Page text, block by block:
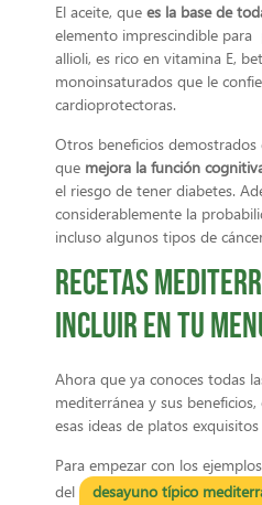
El aceite, que es la base de
elemento imprescindible
allioli, es rico en vitamina E,
monoinsaturados que le
cardioprotectoras.
Otros beneficios
que mejora la función
el riesgo de tener diabetes.
considerablemente la
incluso algunos tipos de
Recetas
incluir en tu
Ahora que ya conoces todas
mediterránea y sus
esas ideas de platos
Para empezar con los
del
desayuno típico